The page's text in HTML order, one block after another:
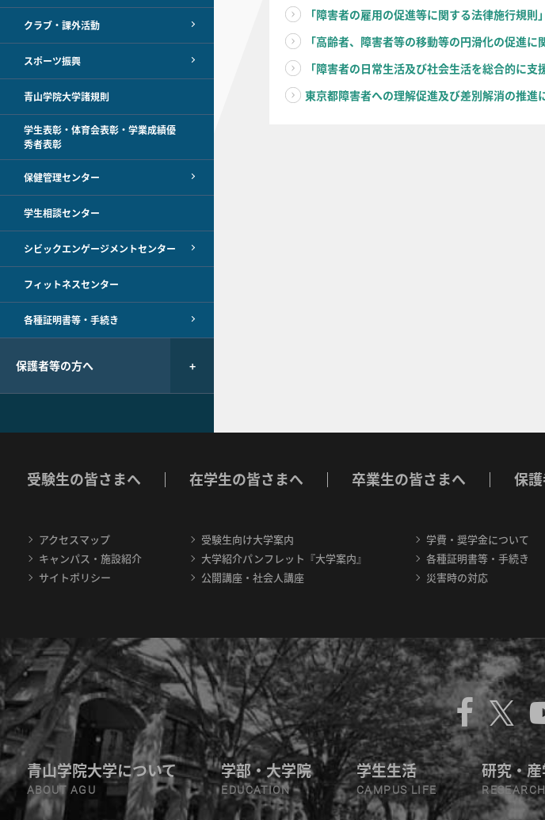
クラブ・課外活動
スポーツ振興
青山学院大学諸規則
学生表彰・体育会表彰・学業成績優
秀者表彰
保健管理センター
学生相談センター
シビックエンゲージメントセンター
フィットネスセンター
各種証明書等・手続き
保護者等の方へ
「障害者の雇用の促進等に関する法律施行規則
「高齢者、障害者等の移動等の円滑化の促進に
「障害者の日常生活及び社会生活を総合的に支
東京都障害者への理解促進及び差別解消の推進
受験生の皆さまへ 在学生の皆さまへ 卒業生の皆さまへ 保
アクセスマップ
キャンパス・施設紹介
サイトポリシー
受験生向け大学案内
大学紹介パンフレット『大学案内』
公開講座・社会人講座
学費・奨学金について
各種証明書等・手続き
災害時の対応
青山学院大学について
ABOUT AGU
学部・大学院
EDUCATION
学生生活
CAMPUS LIFE
研究・
RESEARCH